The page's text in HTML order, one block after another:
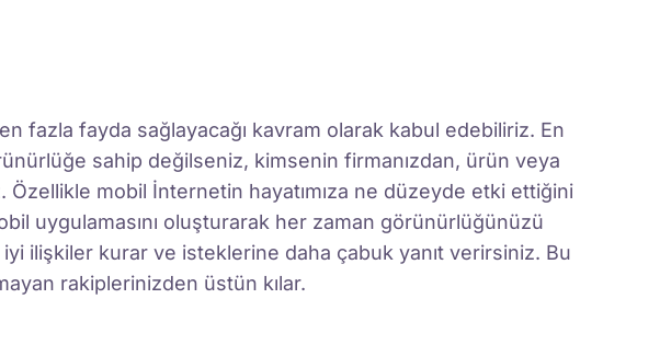
fazla fayda sağlayacağı kavram olarak kabul edebiliriz. En
sahip değilseniz, kimsenin firmanızdan, ürün veya
mobil İnternetin hayatımıza ne düzeyde etki ettiğini
uygulamasını oluşturarak her zaman görünürlüğünüzü
ilişkiler kurar ve isteklerine daha çabuk yanıt verirsiniz. Bu
rakiplerinizden üstün kılar.